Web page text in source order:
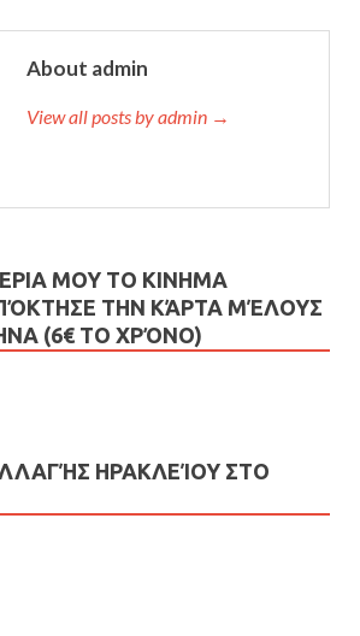
About admin
View all posts by admin →
ΜΟΥ ΤΟ ΚΙΝΗΜΑ
ΤΗΝ ΚΆΡΤΑ ΜΈΛΟΥΣ
(6€ ΤΟ ΧΡΌΝΟ)
ΗΡΑΚΛΕΊΟΥ ΣΤΟ